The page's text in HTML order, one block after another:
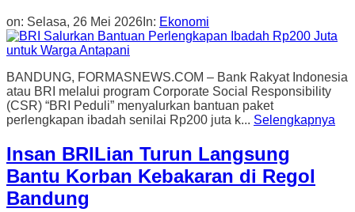
on: Selasa, 26 Mei 2026 In: Ekonomi
BANDUNG, FORMASNEWS.COM – Bank Rakyat Indonesia
atau BRI melalui program Corporate Social Responsibility
(CSR) “BRI Peduli” menyalurkan bantuan paket
perlengkapan ibadah senilai Rp200 juta k... Selengkapnya
Insan BRILian Turun Langsung
Bantu Korban Kebakaran di Regol
Bandung